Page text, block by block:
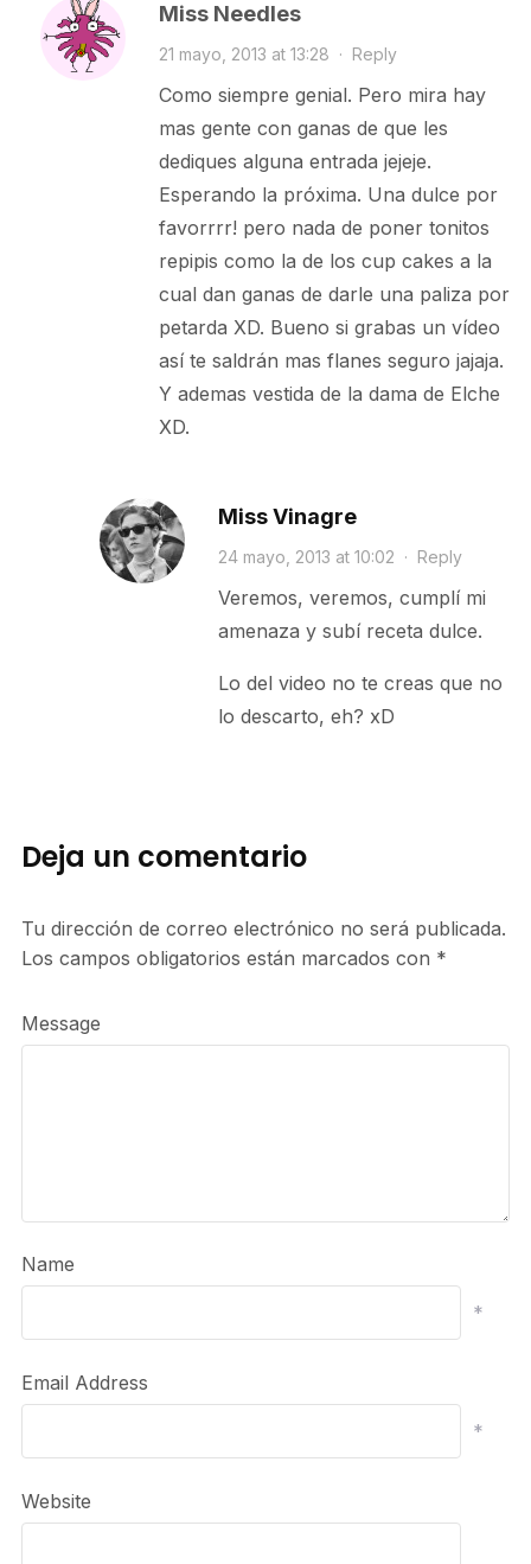
Miss Needles
21 mayo, 2013 at 13:28 · Reply
Como siempre genial. Pero mira hay
mas gente con ganas de que les
dediques alguna entrada jejeje.
Esperando la próxima. Una dulce por
favorrrr! pero nada de poner tonitos
repipis como la de los cup cakes a la
cual dan ganas de darle una paliza por
petarda XD. Bueno si grabas un vídeo
así te saldrán mas flanes seguro jajaja.
Y ademas vestida de la dama de Elche
XD.
Miss Vinagre
24 mayo, 2013 at 10:02 · Reply
Veremos, veremos, cumplí mi
amenaza y subí receta dulce.
Lo del video no te creas que no
lo descarto, eh? xD
Deja un comentario
Tu dirección de correo electrónico no será publicada.
Los campos obligatorios están marcados con *
Message
Name
*
Email Address
*
Website